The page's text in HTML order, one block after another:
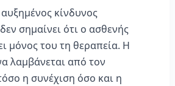
κίνδυνος
σημαίνει ότι ο ασθενής
μόνος του τη θεραπεία. Η
λαμβάνεται από τον
η συνέχιση όσο και η